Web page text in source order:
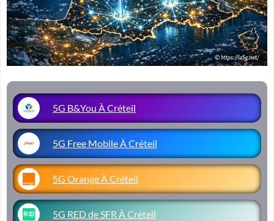
5G B&You À Créteil
5G Free Mobile À Créteil
5G Orange À Créteil
5G RED de SFR À Créteil